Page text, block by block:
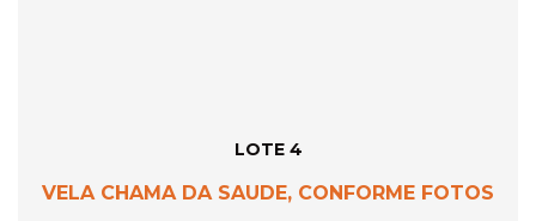
LOTE 4
VELA CHAMA DA SAUDE, CONFORME FOTOS